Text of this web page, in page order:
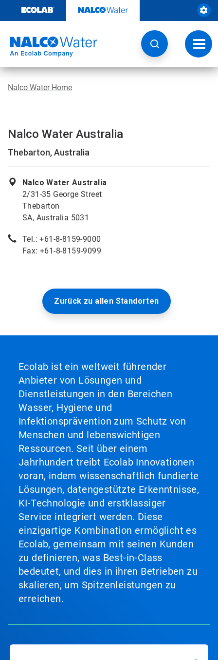
Inhalt
Nalco Water Home
Nalco Water Australia
Thebarton, Australia
Nalco Water Australia
2/31-35 George Street
Thebarton
SA, Australia 5031
Tel.: +61-8-8159-9000
Fax: +61-8-8159-9099
Zurück zu allen Standorten
Ecolab ist ein weltweit führender
Anbieter von Lösungen und
Dienstleistungen in den Bereichen
Wasser, Hygiene und
Infektionsprävention zum Schutz von
Menschen und lebenswichtigen
Ressourcen. Seit über einem
Jahrhundert treibt Ecolab Innovationen
voran, indem wissenschaftlich fundierte
Lösungen, datengestützte Erkenntnisse,
KI-Technologie und erstklassiger
Service integriert werden. Diese
einzigartige Kombination ermöglicht es
Ecolab, gemeinsam mit seinen Kunden
zu definieren, was Best-in-Class
bedeutet, und dies in ihren Betrieben zu
skalieren, um Spitzenleistungen zu
erreichen.